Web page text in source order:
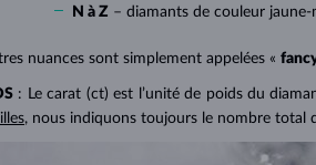
N à Z – diamants de couleur jaune-
nuances sont simplement appelées «
: Le carat (ct) est l’unité de poids du
, nous indiquons toujours le nombre total